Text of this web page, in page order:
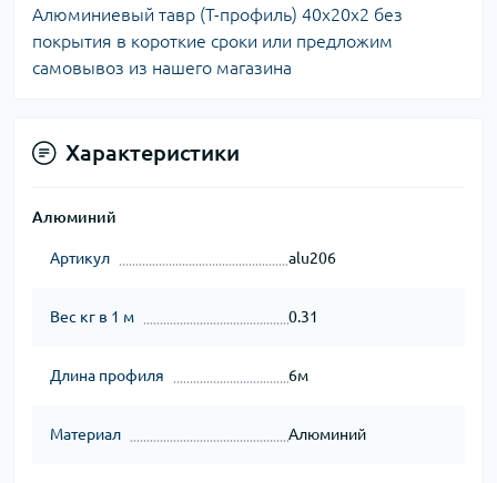
Алюминиевый тавр (Т-профиль) 40х20х2 без
покрытия в короткие сроки или предложим
самовывоз из нашего магазина
Характеристики
Алюминий
Артикул alu206
Вес кг в 1 м 0.31
Длина профиля 6м
Материал Алюминий